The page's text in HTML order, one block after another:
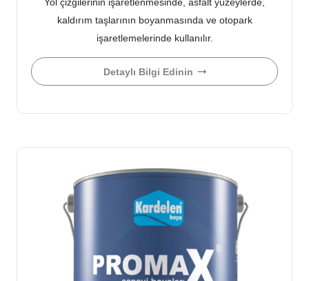
kaldırım taşlarının boyanmasında ve otopark
işaretlemelerinde kullanılır.
Detaylı Bilgi Edinin